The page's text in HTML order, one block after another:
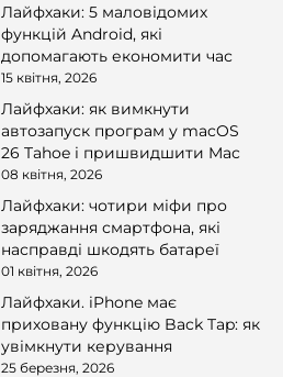
Лайфхаки: 5 маловідомих
функцій Android, які
допомагають економити час
15 квітня, 2026
Лайфхаки: як вимкнути
автозапуск програм у macOS
26 Tahoe і пришвидшити Mac
08 квітня, 2026
Лайфхаки: чотири міфи про
заряджання смартфона, які
насправді шкодять батареї
01 квітня, 2026
Лайфхаки. iPhone має
приховану функцію Back Tap: як
увімкнути керування
25 березня, 2026